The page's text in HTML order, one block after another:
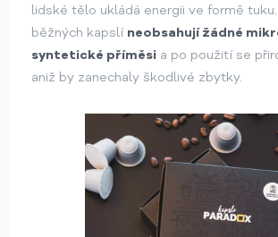
lidské tělo ukládá energii ve formě
běžných kapslí neobsahují žádné
syntetické příměsi a po použití se
aniž by zanechaly škodlivé zbytky.